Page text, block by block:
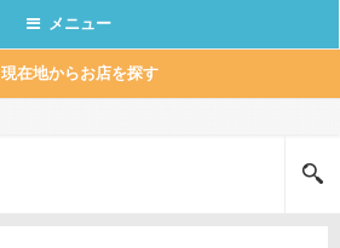
メニュー
現在地からお店を探す